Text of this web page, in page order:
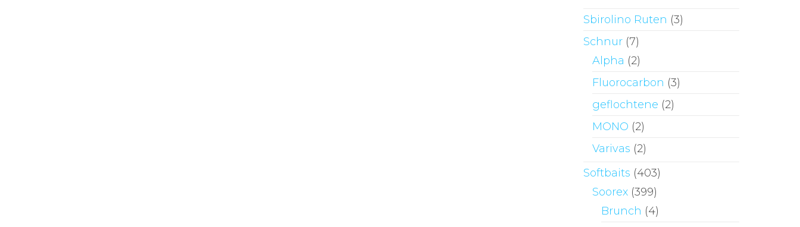
Sbirolino Ruten (3)
Schnur (7)
Alpha (2)
Fluorocarbon (3)
geflochtene (2)
MONO (2)
Varivas (2)
Softbaits (403)
Soorex (399)
Brunch (4)